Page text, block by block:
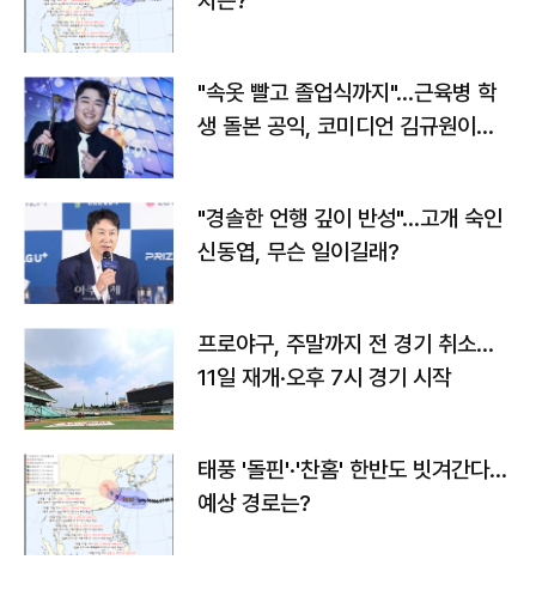
"속옷 빨고 졸업식까지"…근육병 학
생 돌본 공익, 코미디언 김규원이었
"경솔한 언행 깊이 반성"…고개 숙인
신동엽, 무슨 일이길래?
프로야구, 주말까지 전 경기 취소…
11일 재개·오후 7시 경기 시작
태풍 '돌핀'·'찬홈' 한반도 빗겨간다…
예상 경로는?